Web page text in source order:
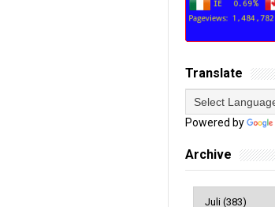
Translate
Powered by
Archive